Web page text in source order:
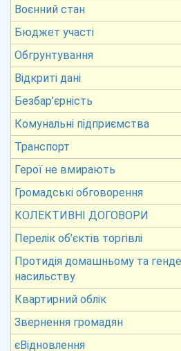
Воєнний стан
Бюджет участі
Обгрунтування
Відкриті дані
Безбар’єрність
Комунальні підприємства
Транспорт
Герої не вмирають
Громадські обговорення
КОЛЕКТИВНІ ДОГОВОРИ
Перелік об’єктів торгівлі
Протидія домашньому та
насильству
Квартирний облік
Звернення громадян
єВідновлення